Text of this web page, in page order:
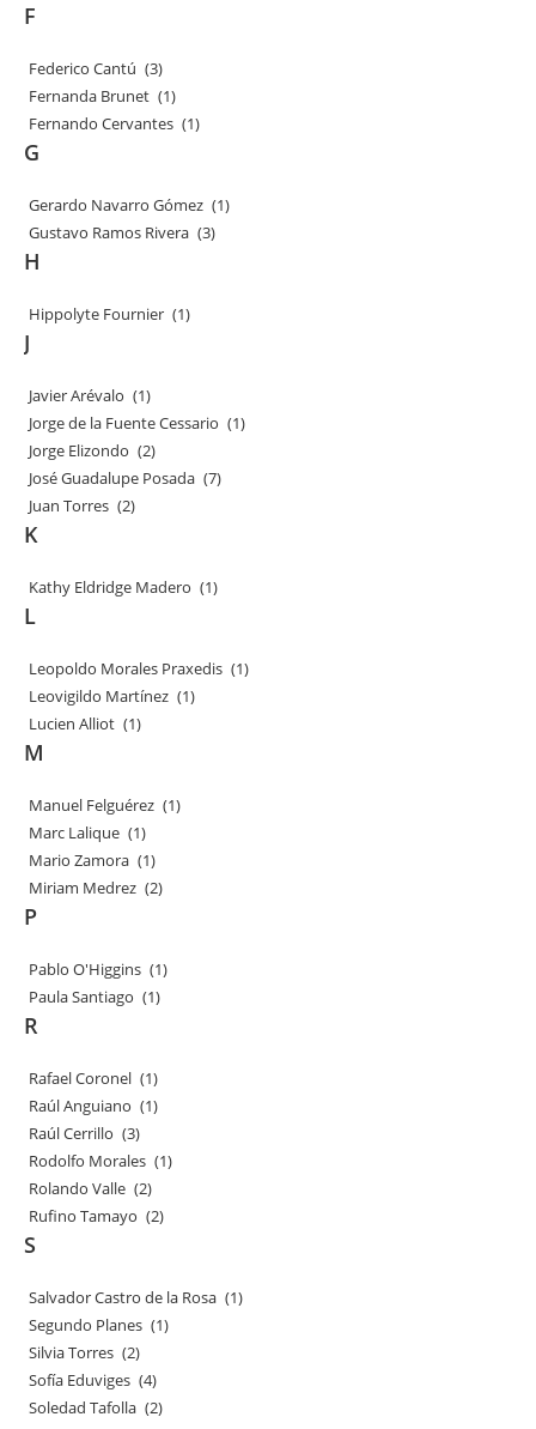
F
Federico Cantú (3)
Fernanda Brunet (1)
Fernando Cervantes (1)
G
Gerardo Navarro Gómez (1)
Gustavo Ramos Rivera (3)
H
Hippolyte Fournier (1)
J
Javier Arévalo (1)
Jorge de la Fuente Cessario (1)
Jorge Elizondo (2)
José Guadalupe Posada (7)
Juan Torres (2)
K
Kathy Eldridge Madero (1)
L
Leopoldo Morales Praxedis (1)
Leovigildo Martínez (1)
Lucien Alliot (1)
M
Manuel Felguérez (1)
Marc Lalique (1)
Mario Zamora (1)
Miriam Medrez (2)
P
Pablo O'Higgins (1)
Paula Santiago (1)
R
Rafael Coronel (1)
Raúl Anguiano (1)
Raúl Cerrillo (3)
Rodolfo Morales (1)
Rolando Valle (2)
Rufino Tamayo (2)
S
Salvador Castro de la Rosa (1)
Segundo Planes (1)
Silvia Torres (2)
Sofía Eduviges (4)
Soledad Tafolla (2)